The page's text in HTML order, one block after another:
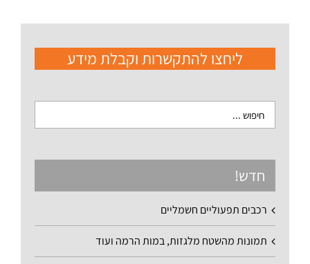
ליחצו להתקשרות וקבלת מידע
חדש!
רכבים תפעוליים חשמליים
תמונות מהשטח מלגזות, במות הרמה ועוד